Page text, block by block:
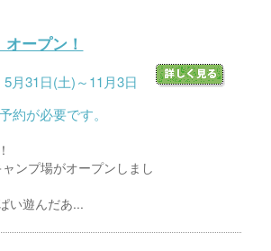
ープン！
5月31日(土)～11月3日
約が必要です。
ンプ場がオープンしまし
い遊んだあ...